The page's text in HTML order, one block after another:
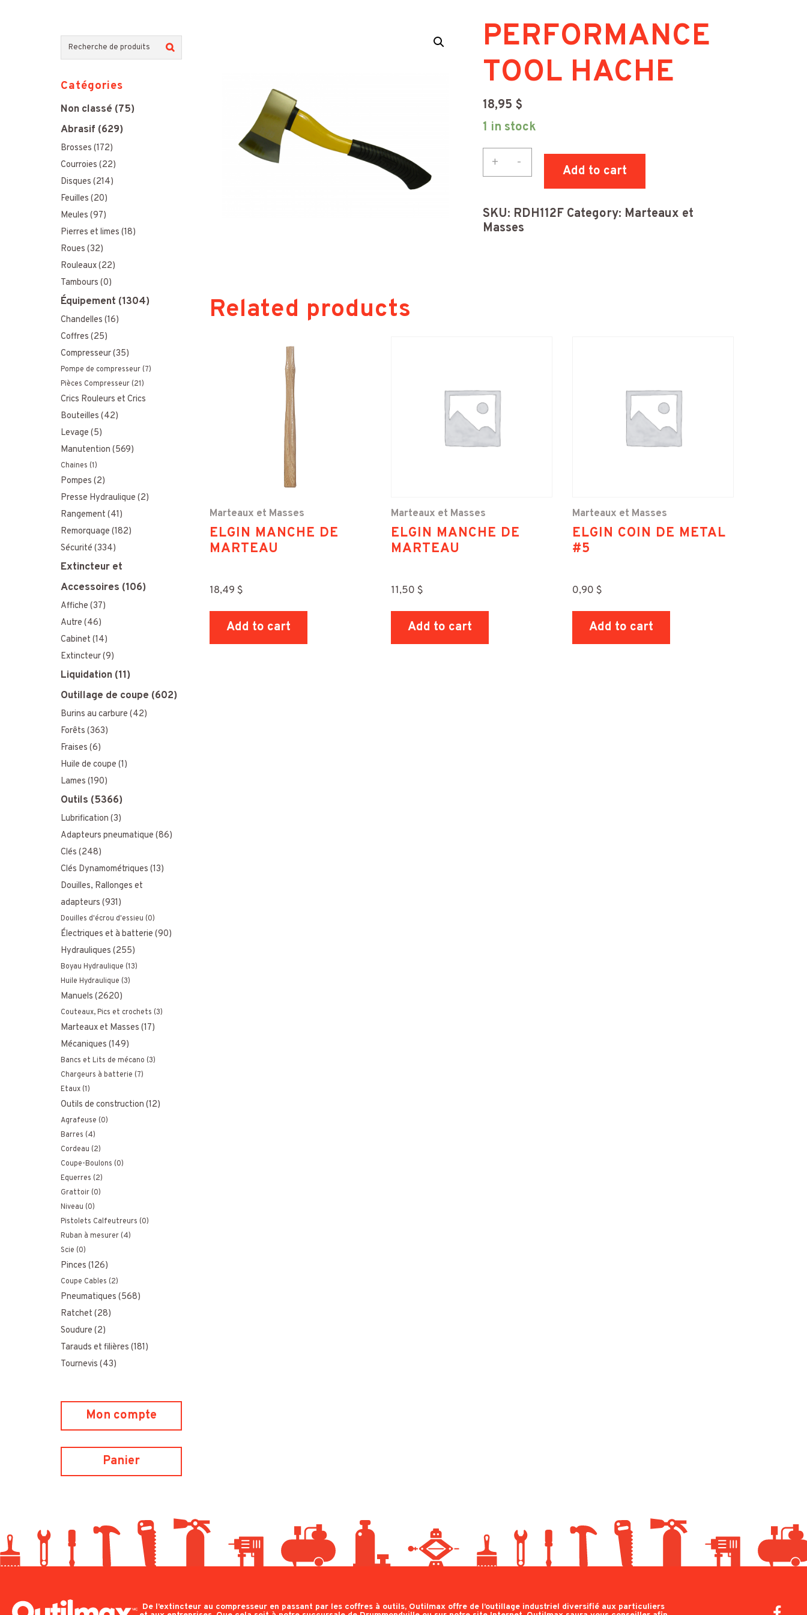
PERFORMANCE
TOOL HACHE
18,95 $
1 in stock
+
PERFORMANCE
TOOL
HACHE
quantity
-
Add to cart
SKU: RDH112F Category: Marteaux et
Masses
Related products
Marteaux et Masses
ELGIN MANCHE DE
MARTEAU
18,49 $
Add to cart
Marteaux et Masses
ELGIN MANCHE DE
MARTEAU
11,50 $
Add to cart
Marteaux et Masses
ELGIN COIN DE METAL
#5
0,90 $
Add to cart
c
h
e
r
c
h
e
o
u
r
:
Catégories
Non classé (75)
Abrasif (629)
Brosses (172)
Courroies (22)
Disques (214)
Feuilles (20)
Meules (97)
Pierres et limes (18)
Roues (32)
Rouleaux(22)
Tambours (0)
Équipement (1304)
Chandelles (16)
Coffres (25)
Compresseur(35)
Pompe de compresseur (7)
Pièces Compresseur (21)
Crics Rouleurs et Crics
Bouteilles (42)
Levage (5)
Manutention (569)
Chaines (1)
Pompes (2)
Presse Hydraulique (2)
Rangement (41)
Remorquage (182)
Sécurité (334)
Extincteur et
Accessoires (106)
Affiche (37)
Autre (46)
Cabinet (14)
Extincteur(9)
Liquidation (11)
Outillage de coupe (602)
Burins au carbure (42)
Forêts (363)
Fraises (6)
Huile de coupe (1)
Lames (190)
Outils (5366)
Lubrification (3)
Adapteurs pneumatique (86)
Clés (248)
Clés Dynamométriques (13)
Douilles, Rallonges et
adapteurs (931)
Douilles d'écrou d'essieu (0)
Électriques et à batterie (90)
Hydrauliques (255)
Boyau Hydraulique (13)
Huile Hydraulique (3)
Manuels (2620)
Couteaux, Pics et crochets (3)
Marteaux et Masses (17)
Mécaniques (149)
Bancs et Lits de mécano (3)
Chargeurs à batterie (7)
Etaux (1)
Outils de construction (12)
Agrafeuse (0)
Barres (4)
Cordeau (2)
Coupe-Boulons (0)
Equerres (2)
Grattoir (0)
Niveau (0)
Pistolets Calfeutreurs (0)
Ruban à mesurer (4)
Scie (0)
Pinces (126)
Coupe Cables (2)
Pneumatiques (568)
Ratchet (28)
Soudure (2)
Tarauds et filières (181)
Tournevis (43)
Mon compte
Panier
De l’extincteur au compresseur en passant par les coffres à outils, Outilmax offre de l’outillage industriel diversifié aux particuliers